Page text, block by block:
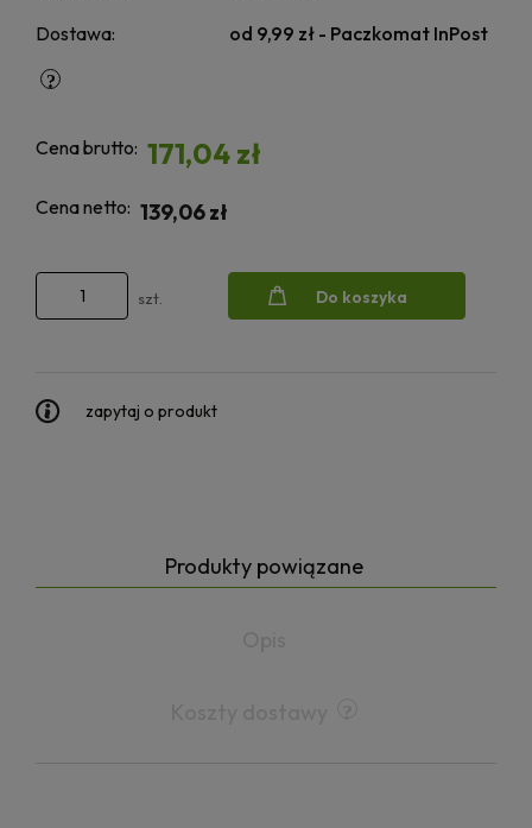
Dostawa:
od 9,99 zł - Paczkomat InPost
Cena brutto: 171,04 zł
Cena netto: 139,06 zł
szt. Do koszyka
zapytaj o produkt
Produkty powiązane